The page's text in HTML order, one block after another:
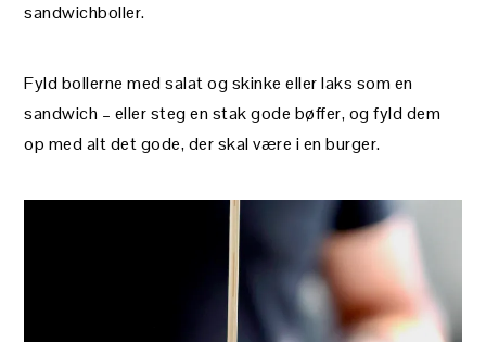
sandwichboller.
Fyld bollerne med salat og skinke eller laks som en
sandwich – eller steg en stak gode bøffer, og fyld dem
op med alt det gode, der skal være i en burger.